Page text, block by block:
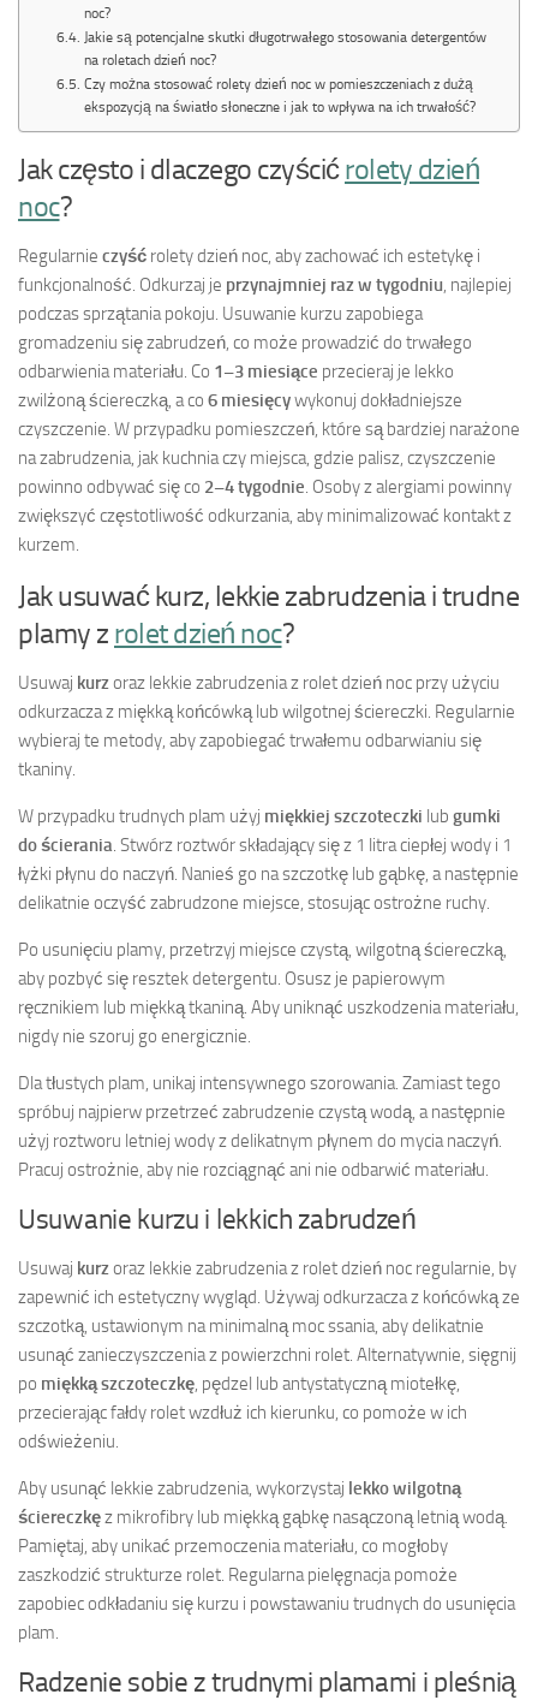
noc?
Jakie są potencjalne skutki długotrwałego stosowania detergentów
na roletach dzień noc?
Czy można stosować rolety dzień noc w pomieszczeniach z dużą
ekspozycją na światło słoneczne i jak to wpływa na ich trwałość?
Jak często i dlaczego czyścićrolety dzień
noc?
Regularnie czyść rolety dzień noc, aby zachować ich estetykę i
funkcjonalność. Odkurzaj je przynajmniej raz w tygodniu , najlepiej
podczas sprzątania pokoju. Usuwanie kurzu zapobiega
gromadzeniu się zabrudzeń, co może prowadzić do trwałego
odbarwienia materiału. Co 1–3 miesiące przecieraj je lekko
zwilżoną ściereczką, a co 6 miesięcywykonuj dokładniejsze
czyszczenie. W przypadku pomieszczeń, które są bardziej narażone
na zabrudzenia, jak kuchnia czy miejsca, gdzie palisz, czyszczenie
powinno odbywać się co 2–4 tygodnie . Osoby z alergiami powinny
zwiększyć częstotliwość odkurzania, aby minimalizować kontakt z
kurzem.
Jak usuwać kurz, lekkie zabrudzenia i trudne
plamy z rolet dzień noc?
Usuwaj kurzoraz lekkie zabrudzenia z rolet dzień noc przy użyciu
odkurzacza z miękką końcówką lub wilgotnej ściereczki. Regularnie
wybieraj te metody, aby zapobiegać trwałemu odbarwianiu się
tkaniny.
W przypadku trudnych plam użyj miękkiej szczoteczki lub gumki
do ścierania . Stwórz roztwór składający się z 1 litra ciepłej wody i 1
łyżki płynu do naczyń. Nanieś go na szczotkę lub gąbkę, a następnie
delikatnie oczyść zabrudzone miejsce, stosując ostrożne ruchy.
Po usunięciu plamy, przetrzyj miejsce czystą, wilgotną ściereczką,
aby pozbyć się resztek detergentu. Osusz je papierowym
ręcznikiem lub miękką tkaniną. Aby uniknąć uszkodzenia materiału,
nigdy nie szoruj go energicznie.
Dla tłustych plam, unikaj intensywnego szorowania. Zamiast tego
spróbuj najpierw przetrzeć zabrudzenie czystą wodą, a następnie
użyj roztworu letniej wody z delikatnym płynem do mycia naczyń.
Pracuj ostrożnie, aby nie rozciągnąć ani nie odbarwić materiału.
Usuwanie kurzu i lekkich zabrudzeń
Usuwaj kurzoraz lekkie zabrudzenia z rolet dzień noc regularnie, by
zapewnić ich estetyczny wygląd. Używaj odkurzacza z końcówką ze
szczotką, ustawionym na minimalną moc ssania, aby delikatnie
usunąć zanieczyszczenia z powierzchni rolet. Alternatywnie, sięgnij
po miękką szczoteczkę , pędzel lub antystatyczną miotełkę,
przecierając fałdy rolet wzdłuż ich kierunku, co pomoże w ich
odświeżeniu.
Aby usunąć lekkie zabrudzenia, wykorzystaj lekko wilgotną
ściereczkęz mikrofibry lub miękką gąbkę nasączoną letnią wodą.
Pamiętaj, aby unikać przemoczenia materiału, co mogłoby
zaszkodzić strukturze rolet. Regularna pielęgnacja pomoże
zapobiec odkładaniu się kurzu i powstawaniu trudnych do usunięcia
plam.
Radzenie sobie z trudnymi plamami i pleśnią